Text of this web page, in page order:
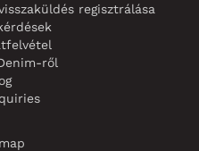
regisztrálása
ről